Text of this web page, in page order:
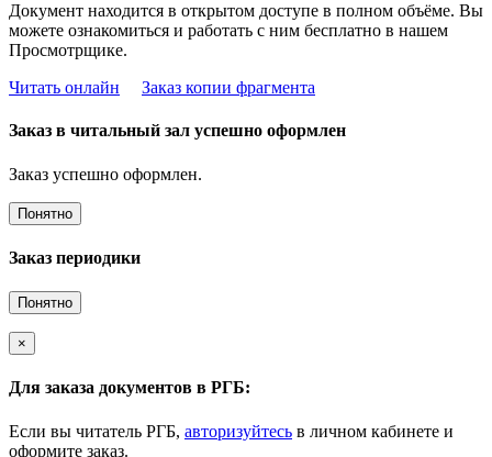
Документ находится в открытом доступе в полном объёме. Вы
можете ознакомиться и работать с ним бесплатно в нашем
Просмотрщике.
Читать онлайн
Заказ копии фрагмента
Заказ в читальный зал успешно оформлен
Заказ успешно оформлен.
Понятно
Заказ периодики
Понятно
×
Для заказа документов в РГБ:
Если вы читатель РГБ, авторизуйтесь в личном кабинете и
оформите заказ.